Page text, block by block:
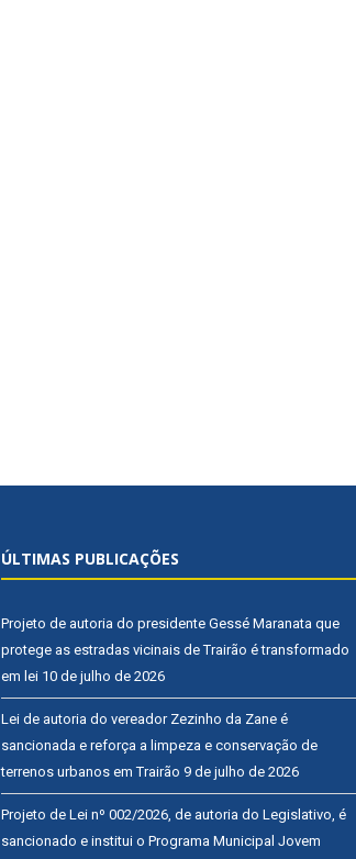
ÚLTIMAS PUBLICAÇÕES
Projeto de autoria do presidente Gessé Maranata que
protege as estradas vicinais de Trairão é transformado
em lei 10 de julho de 2026
Lei de autoria do vereador Zezinho da Zane é
sancionada e reforça a limpeza e conservação de
terrenos urbanos em Trairão 9 de julho de 2026
Projeto de Lei nº 002/2026, de autoria do Legislativo, é
sancionado e institui o Programa Municipal Jovem